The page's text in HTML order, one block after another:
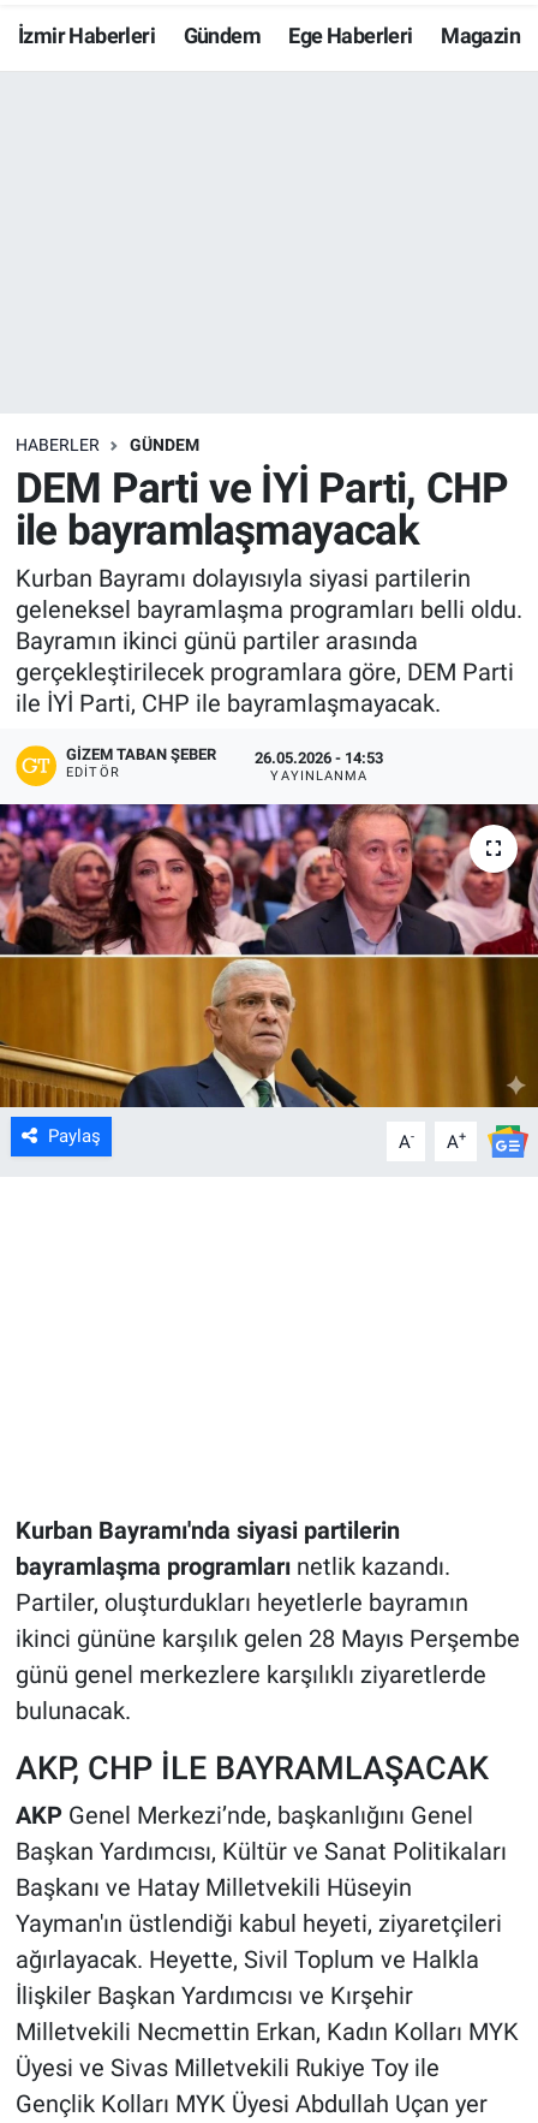
İzmir Haberleri Gündem Ege Haberleri Magazin
HABERLER GÜNDEM
DEM Parti ve İYİ Parti, CHP
ile bayramlaşmayacak
Kurban Bayramı dolayısıyla siyasi partilerin
geleneksel bayramlaşma programları belli oldu.
Bayramın ikinci günü partiler arasında
gerçekleştirilecek programlara göre, DEM Parti
ile İYİ Parti, CHP ile bayramlaşmayacak.
GIZEM TABAN ŞEBER
EDITÖR
26.05.2026 - 14:53
YAYINLANMA
Paylaş A- A+
Kurban Bayramı'nda siyasi partilerin
bayramlaşma programlarınetlik kazandı.
Partiler, oluşturdukları heyetlerle bayramın
ikinci gününe karşılık gelen 28 Mayıs Perşembe
günü genel merkezlere karşılıklı ziyaretlerde
bulunacak.
AKP, CHP İLE BAYRAMLAŞACAK
AKP Genel Merkezi’nde, başkanlığını Genel
Başkan Yardımcısı, Kültür ve Sanat Politikaları
Başkanı ve Hatay Milletvekili Hüseyin
Yayman'ın üstlendiği kabul heyeti, ziyaretçileri
ağırlayacak. Heyette, Sivil Toplum ve Halkla
İlişkiler Başkan Yardımcısı ve Kırşehir
Milletvekili Necmettin Erkan, Kadın Kolları MYK
Üyesi ve Sivas Milletvekili Rukiye Toy ile
Gençlik Kolları MYK Üyesi Abdullah Uçan yer
Resmi İlanlar